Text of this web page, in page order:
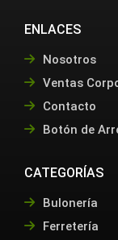
ENLACES
Nosotros
Ventas
Contacto
Botón de
CATEGORÍAS
Bulonería
Ferretería